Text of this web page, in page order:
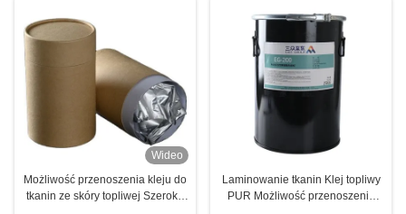
Wideo
Możliwość przenoszenia kleju do
tkanin ze skóry topliwej Szeroka
Laminowanie tkanin Klej topliwy
PUR Możliwość przenoszenia